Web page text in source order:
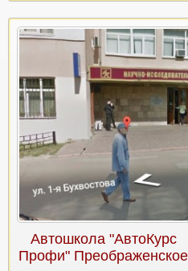
Автошкола "АвтоКурс
Профи" Преображенское